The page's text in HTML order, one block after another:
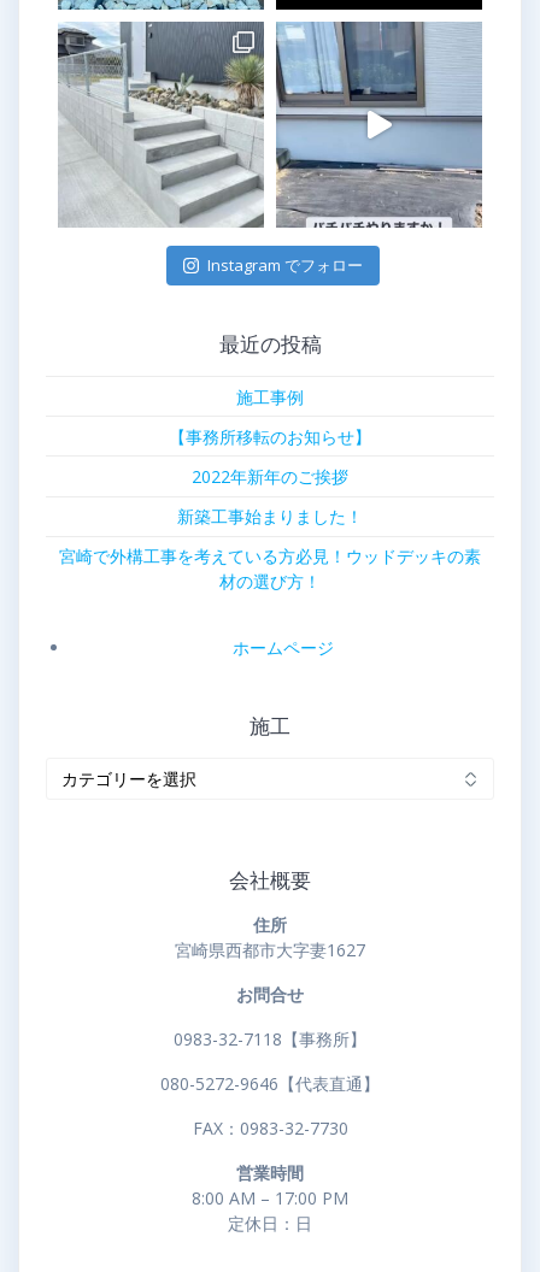
Instagram でフォロー
最近の投稿
施工事例
【事務所移転のお知らせ】
2022年新年のご挨拶
新築工事始まりました！
宮崎で外構工事を考えている方必見！ウッドデッキの素
材の選び方！
ホームページ
施工
会社概要
住所
宮崎県西都市大字妻1627
お問合せ
0983-32-7118【事務所】
080-5272-9646【代表直通】
FAX：0983-32-7730
営業時間
8:00 AM – 17:00 PM
定休日：日